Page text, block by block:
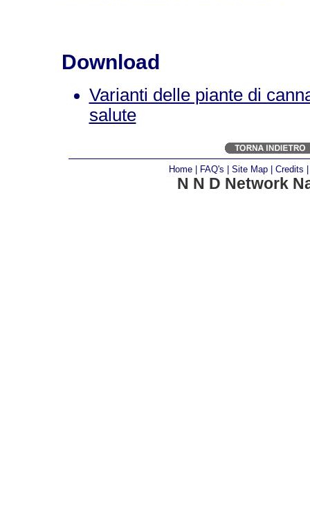
Download
Varianti delle piante di
salute
Home| FAQ's Site Map| Credits
N N D Network